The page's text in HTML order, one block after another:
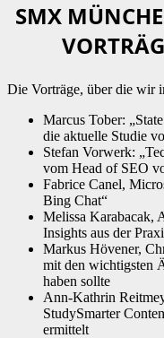
SMX
Die Vorträge, über die wir
Marcus Tober:
die aktuelle Studie
Stefan Vorwerk:
vom Head of SEO
Fabrice Canel,
Bing Chat“
Melissa Karabacak,
Insights aus der
Markus Hövener,
mit den wichtigsten
haben sollte
Ann-Kathrin
StudySmarter
ermittelt